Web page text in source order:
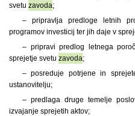
svetu zavoda;
– pripravlja predloge letnih
programov investicij ter jih daje v
– pripravi predlog letnega
sprejetje svetu zavoda;
– posreduje potrjene in
ustanovitelju;
– predlaga druge temelje
izvajanje sprejetih aktov;